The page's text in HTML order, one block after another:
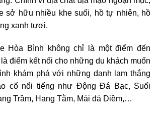
sở hữu nhiều khe suối, hồ tự nhiên, hồ
xanh tươi.
Hòa Bình không chỉ là một điểm đến
điểm kết nối cho những du khách muốn
khám phá với những danh lam thắng
cố nổi tiếng như Động Đá Bạc, Suối
Trầm, Hang Tằm, Mái đá Diềm,…